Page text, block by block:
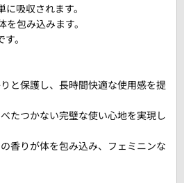
吸収されます。
包み込みます。
。
と保護し、長時間快適な使用感を提
たつかない完璧な使い心地を実現し
香りが体を包み込み、フェミニンな